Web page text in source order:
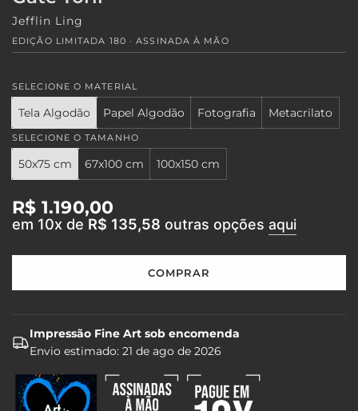
Jefflin Ling
EDIÇÃO LIMITADA 180 · ASSINADA À MÃO
SELECIONE O MATERIAL
Tela Algodão Papel Algodão Fotografia Metacrilato
SELECIONE O TAMANHO
50x75 cm 67x100 cm 100x150 cm
Preço
regular
R$ 1.190,00
em 10x de R$ 135,58 outras opções aqui
COMPRAR
C
G
A
Impressão Fine Art sob encomenda
Envio estimado: 21 de ago de 2026